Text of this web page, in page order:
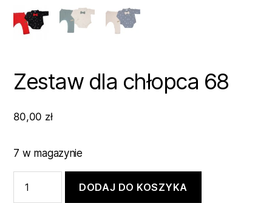
Zestaw dla chłopca 68
80,00 zł
7 w magazynie
Zestaw
DODAJ DO KOSZYKA